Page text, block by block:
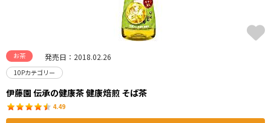
お茶 発売日：2018.02.26
10Pカテゴリー
伊藤園 伝承の健康茶 健康焙煎 そば茶
4.49